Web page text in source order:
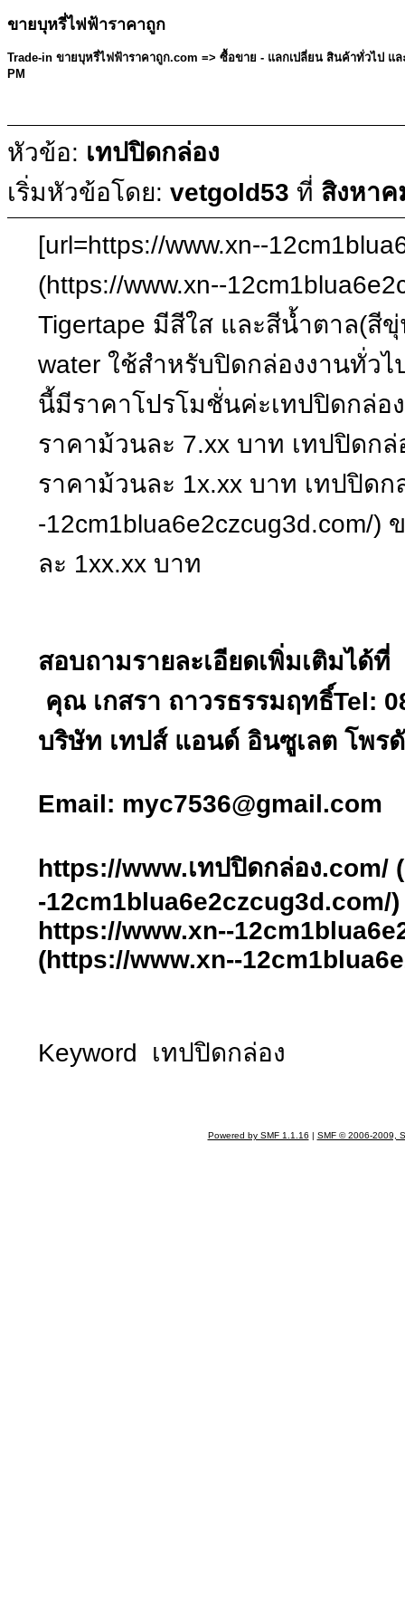
ขายบุหรี่ไฟฟ้าราคาถูก
Trade-in ขายบุหรี่ไฟฟ้าราคาถูก.com => ซื้อขาย - แลกเปลี่ยน สินค้าทั่วไป แ
PM
หัวข้อ: เทปปิดกล่อง
เริ่มหัวข้อโดย: vetgold53 ที่ สิงหาค
[url=https://www.xn--
(https://www.xn--
Tigertape มีสีใส และสีน้ำตาล(สี
water ใช้สำหรับปิดกล่องงานทั่ว
นี้มีราคาโปรโมชั่นค่ะเทปปิดกล่อ
ราคาม้วนละ 7.xx บาท เทปปิดก
ราคาม้วนละ 1x.xx บาท เทปปิดก
-12cm1blua6e2czcug3d.com/
ละ 1xx.xx บาท
สอบถามรายละเอียดเพิ่มเติมได้ที่
คุณ เกสรา ถาวรธรรมฤทธิ์Tel:
บริษัท เทปส์ แอนด์ อินซูเลต โพร
Email: myc7536@gmail.com
https://www.เทปปิดกล่อง.com/
-12cm1blua6e2czcug3d.com/)
https://www.xn--
(https://www.xn--
Keyword เทปปิดกล่อง
Powered by SMF 1.1.16 | SMF © 2006-2009,